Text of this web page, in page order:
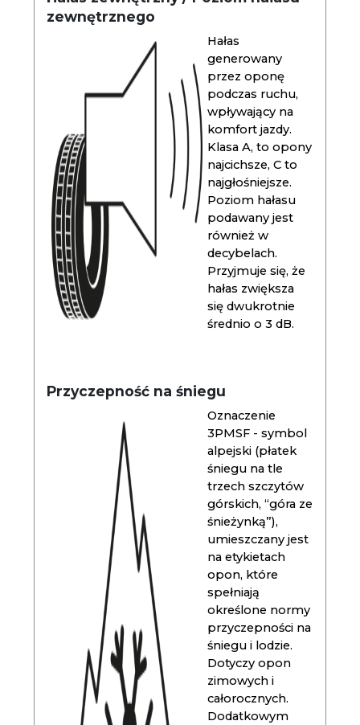
zewnętrznego
Hałas
generowany
przez oponę
podczas ruchu,
wpływający na
komfort jazdy.
Klasa A, to opony
najcichsze, C to
najgłośniejsze.
Poziom hałasu
podawany jest
również w
decybelach.
Przyjmuje się, że
hałas zwiększa
się dwukrotnie
średnio o 3 dB.
Przyczepność na śniegu
Oznaczenie
3PMSF - symbol
alpejski (płatek
śniegu na tle
trzech szczytów
górskich, “góra ze
śnieżynką”),
umieszczany jest
na etykietach
opon, które
spełniają
określone normy
przyczepności na
śniegu i lodzie.
Dotyczy opon
zimowych i
całorocznych.
Dodatkowym